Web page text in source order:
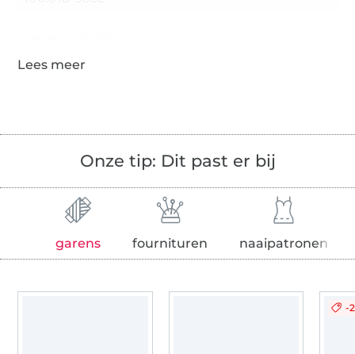
Onze tip: Dit past er bij
garens fournituren naaipatronen
-